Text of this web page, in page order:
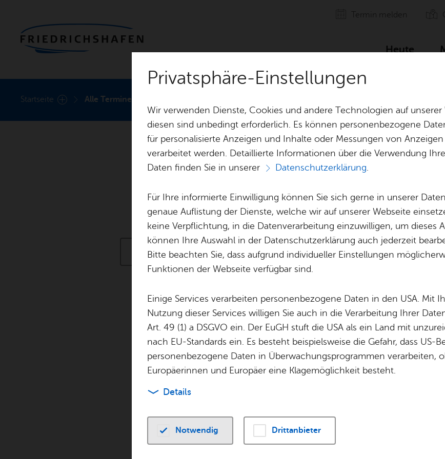
Ter­min mel­den
Heute
Heute
Start­sei­te Alle Ter­mi­ne
Alle Ter­mi­ne
Füh­run­gen & Tou­ren - Alle Zeit­räu­me -
Don­ners­tag, 20. Au­gust 2026, 11:00 Uhr–11:45 Uhr, Deut­sche Zep­pe­lin-
TOP Werft­be­sich­ti­gung im Zep­pe­lin-Han­gar
Füh­run­gen & Tou­ren
Don­ners­tag, 20. Au­gust 2026 , 13:30 Uhr 14:00 Uhr
TOP Of­fe­ne Fe­ri­en­füh­rung im Schul­mu­se­um
Don­ners­tag, 20. Au­gust 2026 , 14:30 Uhr–15:00 Uhr
Of­fe­ne Fe­ri­en­füh­rung im Schul­mu­se­um II
Privatsphäre-Einstellungen
Wir verwenden Dienste, Cookies und andere Technologien auf unserer
diesen sind unbedingt erforderlich. Es können personenbezogene
für personalisierte Anzeigen und Inhalte oder Messungen von
verarbeitet werden. Detaillierte Informationen über die Verwendung
Daten finden Sie in unserer
Datenschutzerklärung.
Für Ihre informierte Einwilligung können Sie sich gerne in unserer
genaue Auflistung der Dienste, welche wir auf unserer Webseite
keine Verpflichtung, in die Datenverarbeitung einzuwilligen, um dieses
können Ihre Auswahl in der Datenschutzerklärung auch jederzeit
Bitte beachten Sie, dass aufgrund individueller Einstellungen
Funktionen der Webseite verfügbar sind.
Einige Services verarbeiten personenbezogene Daten in den USA. Mit
Nutzung dieser Services willigen Sie auch in die Verarbeitung Ihrer
Art. 49 (1) a DSGVO ein. Der EuGH stuft die USA als ein Land mit
nach EU-Standards ein. Es besteht beispielsweise die Gefahr, dass US-
personenbezogene Daten in Überwachungsprogrammen verarbeiten,
Europäerinnen und Europäer eine Klagemöglichkeit besteht.
Details
Notwendig Drittanbieter